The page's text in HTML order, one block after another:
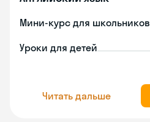
Мини-курс для школьников
Уроки для детей
Читать дальше